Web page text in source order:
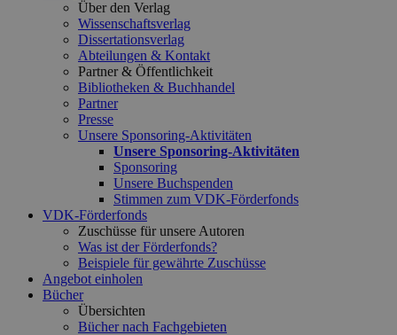
Über den Verlag
Wissenschaftsverlag
Dissertationsverlag
Abteilungen & Kontakt
Partner & Öffentlichkeit
Bibliotheken & Buchhandel
Partner
Presse
Unsere Sponsoring-Aktivitäten
Unsere Sponsoring-Aktivitäten
Sponsoring
Unsere Buchspenden
Stimmen zum VDK-Förderfonds
VDK-Förderfonds
Zuschüsse für unsere Autoren
Was ist der Förderfonds?
Beispiele für gewährte Zuschüsse
Angebot einholen
Bücher
Übersichten
Bücher nach Fachgebieten